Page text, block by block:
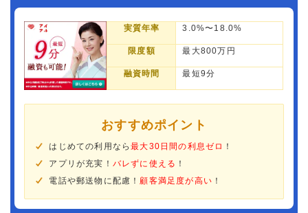
実質年率 3.0%〜18.0%
限度額 最大800万円
融資時間 最短9分
おすすめポイント
はじめての利用なら最大30日間の利息ゼロ ！
アプリが充実！ バレずに使える ！
電話や郵送物に配慮！ 顧客満足度が高い ！